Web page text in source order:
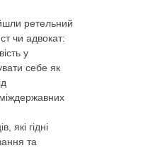
ретельний
чи адвокат:
у
себе як
які гідні
та